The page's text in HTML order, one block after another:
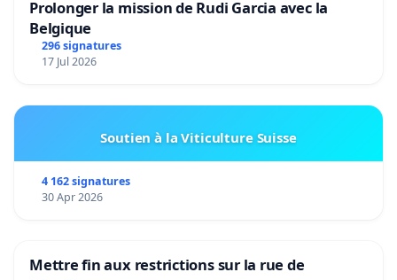
Prolonger la mission de Rudi Garcia avec la
Belgique
296 signatures
17 Jul 2026
Soutien à la Viticulture Suisse
4 162 signatures
30 Apr 2026
Mettre fin aux restrictions sur la rue de